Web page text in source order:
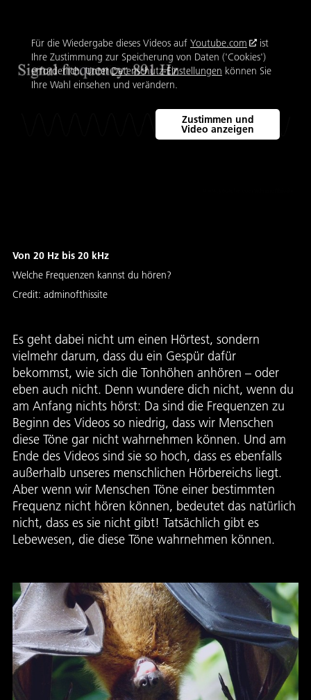
Für die Wiedergabe dieses Videos auf Youtube.com
ist
Ihre Zustimmung zur Speicherung von Daten ('Cookies')
erforderlich. UnterDatenschutz-Einstellungen können Sie
Ihre Wahl einsehen und verändern.
Zustimmen und
Video anzeigen
Von 20 Hz bis 20 kHz
Welche Frequenzen kannst du hören?
Credit: adminofthissite
Es geht dabei nicht um einen Hörtest, sondern
vielmehr darum, dass du ein Gespür dafür
bekommst, wie sich die Tonhöhen anhören – oder
eben auch nicht. Denn wundere dich nicht, wenn du
am Anfang nichts hörst: Da sind die Frequenzen zu
Beginn des Videos so niedrig, dass wir Menschen
diese Töne gar nicht wahrnehmen können. Und am
Ende des Videos sind sie so hoch, dass es ebenfalls
außerhalb unseres menschlichen Hörbereichs liegt.
Aber wenn wir Menschen Töne einer bestimmten
Frequenz nicht hören können, bedeutet das natürlich
nicht, dass es sie nicht gibt! Tatsächlich gibt es
Lebewesen, die diese Töne wahrnehmen können.